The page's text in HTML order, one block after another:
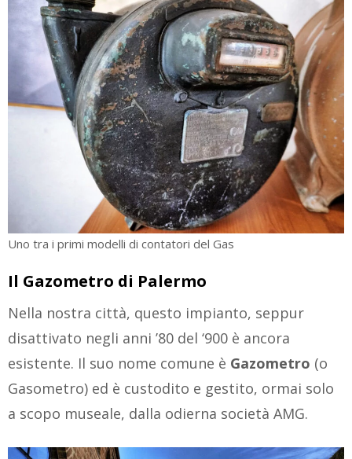
Uno tra i primi modelli di contatori del Gas
Il Gazometro di Palermo
Nella nostra città, questo impianto, seppur
disattivato negli anni ’80 del ‘900 è ancora
esistente. Il suo nome comune è Gazometro (o
Gasometro) ed è custodito e gestito, ormai solo
a scopo museale, dalla odierna società AMG.